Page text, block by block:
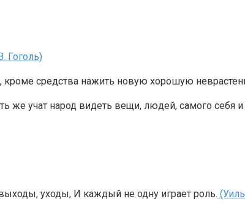
Гоголь)
кроме средства нажить новую хорошую
учат народ видеть вещи, людей, самого себя и
уходы, И каждый не одну играет роль.